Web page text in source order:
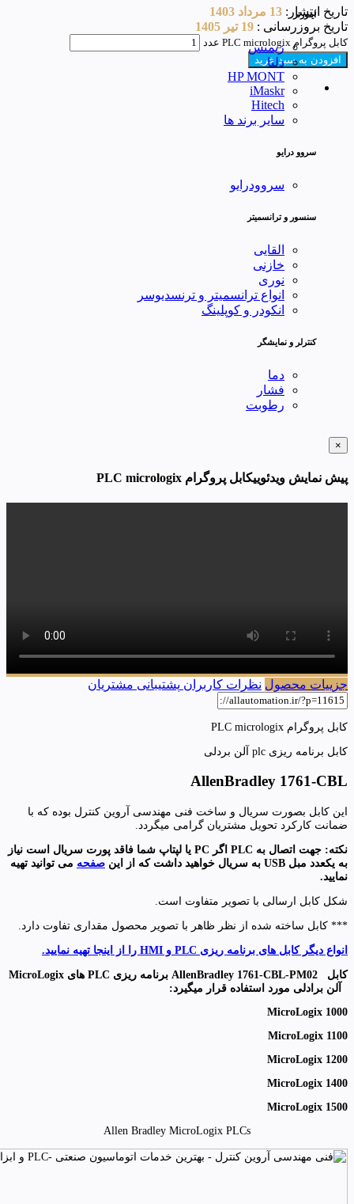
اینورتر
زیمنس
دلتا
HP MONT
iMaskr
Hitech
سایر برند ها
سروو درایو
سروودرایو
سنسور و ترانسمیتر
القایی
خازنی
نوری
انواع ترانسمیتر و ترنسدیوسر
انکودر و کوپلینگ
کنترلر و نمایشگر
دما
فشار
رطوبت
تاریخ انتشار: 13 مرداد 1403
تاریخ بروزرسانی : 19 تیر 1405
کابل پروگرام PLC micrologix عدد
افزودن به سبد خرید
×
پیش نمایش ویدئوییکابل پروگرام PLC micrologix
جزییات محصول نظرات کاربران پشتیبانی مشتریان
کابل پروگرام PLC micrologix
کابل برنامه ریزی plc آلن بردلی
AllenBradley 1761-CBL
این کابل بصورت سریال و ساخت فنی مهندسی آروین کنترل بوده که با
ضمانت کارکرد تحویل مشتریان گرامی میگردد.
نکته: جهت اتصال به PLC اگر PC یا لپتاپ شما فاقد پورت سریال است نیاز
به یکعدد مبل USB به سریال خواهید داشت که از این
صفحه می توانید تهیه
نمایید.
شکل کابل ارسالی با تصویر متفاوت است.
*** کابل ساخته شده از نظر ظاهر با تصویر محصول مقداری تفاوت دارد.
انواع دیگر کابل های برنامه ریزی PLC و HMI را از اینجا تهیه نمایید.
کابل AllenBradley 1761-CBL-PM02 برنامه ریزی های MicroLogix
آلن برادلی مورد استفاده قرار میگیرد:
MicroLogix 1000
MicroLogix 1100
MicroLogix 1200
MicroLogix 1400
MicroLogix 1500
Allen Bradley MicroLogix PLCs